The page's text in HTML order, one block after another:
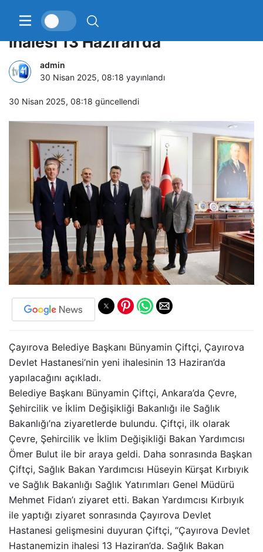
Çayırova Devlet Hastanesi’nin
ihalesi 13 Haziran’da
admin
30 Nisan 2025, 08:18 yayınlandı
30 Nisan 2025, 08:18 güncellendi
Çayırova Belediye Başkanı Bünyamin Çiftçi, Çayırova
Devlet Hastanesi’nin yeni ihalesinin 13 Haziran’da
yapılacağını açıkladı.
Belediye Başkanı Bünyamin Çiftçi, Ankara’da Çevre,
Şehircilik ve İklim Değişikliği Bakanlığı ile Sağlık
Bakanlığı’na ziyaretlerde bulundu. Çiftçi, ilk olarak
Çevre, Şehircilik ve İklim Değişikliği Bakan Yardımcısı
Ömer Bulut ile bir araya geldi. Daha sonrasında Başkan
Çiftçi, Sağlık Bakan Yardımcısı Hüseyin Kürşat Kırbıyık
ve Sağlık Bakanlığı Sağlık Yatırımları Genel Müdürü
Mehmet Fidan’ı ziyaret etti. Bakan Yardımcısı Kırbıyık
ile yaptığı ziyaret sonrasında Çayırova Devlet
Hastanesi gelişmesini duyuran Çiftçi, “Çayırova Devlet
Hastanemizin ihalesi 13 Haziran’da. Sağlık Bakan